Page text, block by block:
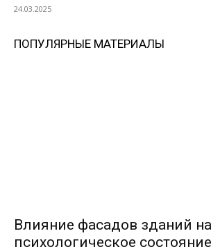
24.03.2025
ПОПУЛЯРНЫЕ МАТЕРИАЛЫ
Влияние фасадов зданий на
психологическое